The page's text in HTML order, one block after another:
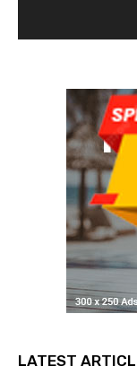
LATEST